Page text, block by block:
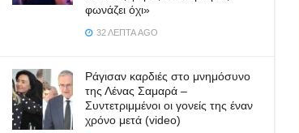
φωνάζει όχι»
32 ΛΕΠΤΆ AGO
Ράγισαν καρδιές στο μνημόσυνο
της Λένας Σαμαρά –
Συντετριμμένοι οι γονείς της έναν
χρόνο μετά (video)